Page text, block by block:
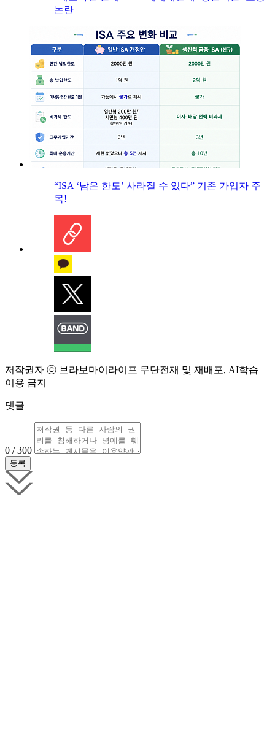
논란
“ISA ‘남은 한도’ 사라질 수 있다” 기존 가입자 주
목!
저작권자 ⓒ 브라보마이라이프 무단전재 및 재배포, AI학습
이용 금지
댓글
0 / 300